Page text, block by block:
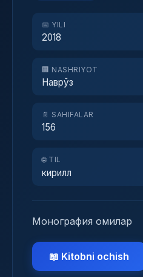
📅 YILI
2018
🏢 NASHRIYOT
Наврўз
📄 SAHIFALAR
156
🌐 TIL
кирилл
Монография омилар
📖 Kitobni ochish